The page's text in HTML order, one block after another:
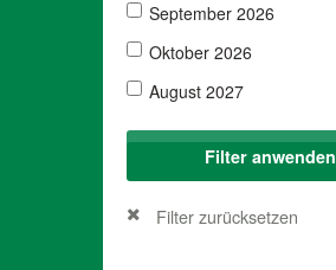
September 2026
Oktober 2026
August 2027
Filter anwenden
Filter zurücksetzen